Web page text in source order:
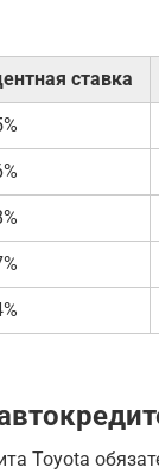
ставка
Toyota